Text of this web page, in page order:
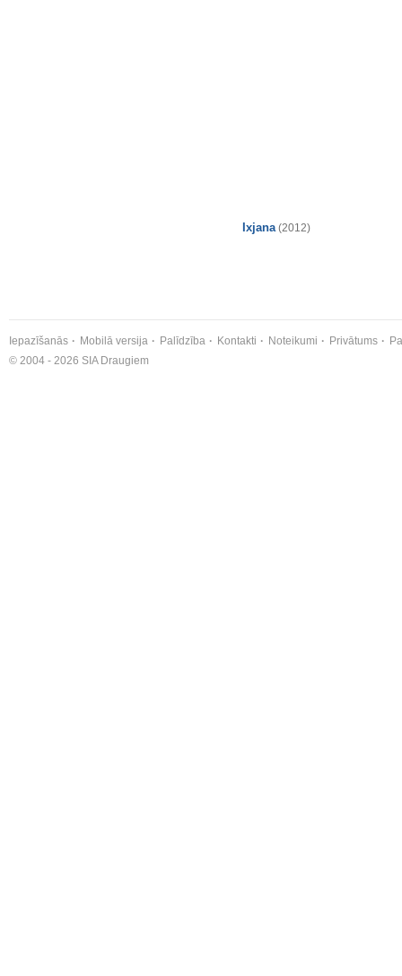
Ixjana (2012)
Iepazīšanās Mobilā versija Palīdzība Kontakti Noteikumi Privātums
© 2004 - 2026 SIA Draugiem